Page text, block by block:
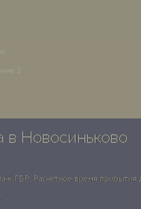
2
в Новосиньково
ГБР. Расчетное время прибытия